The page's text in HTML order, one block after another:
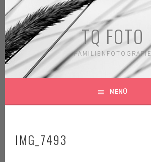
Springe
zum
Inhalt
TQ FOTO
FAMILIENFOTOGRAFIE
MENÜ
IMG_7493